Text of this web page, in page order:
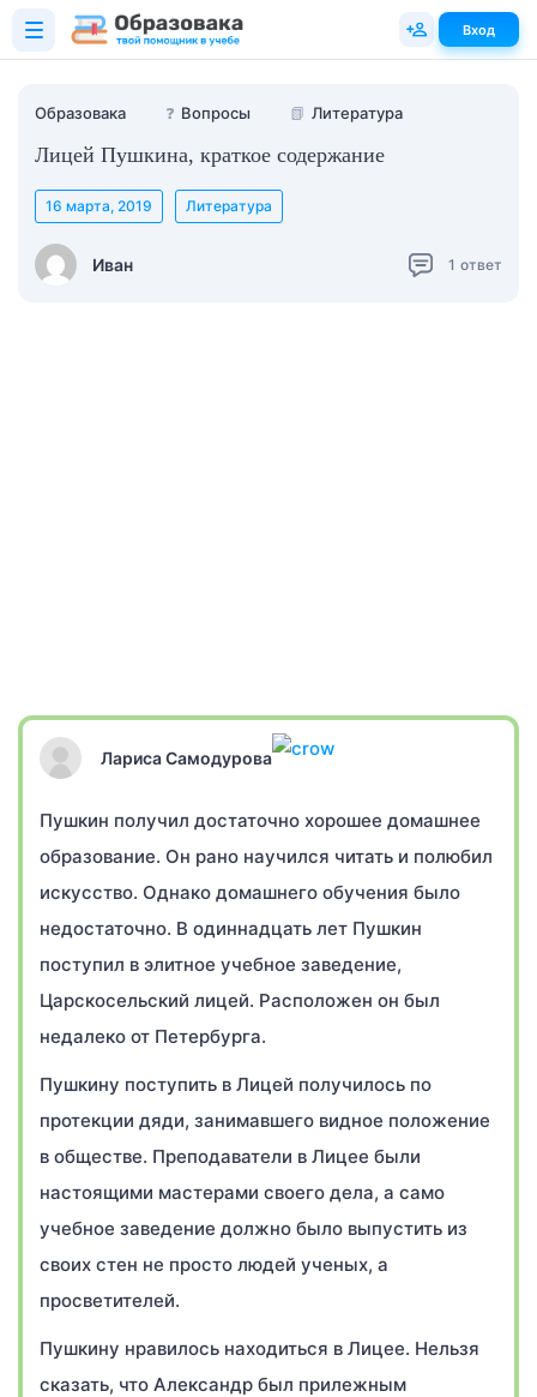
Образовака ❓ Вопросы 📗 Литература
Лицей Пушкина, краткое содержание
Иван
16 марта, 2019 Литература
1 ответ
Лариса Самодурова
Пушкин получил достаточно хорошее домашнее
образование. Он рано научился читать и полюбил
искусство. Однако домашнего обучения было
недостаточно. В одиннадцать лет Пушкин
поступил в элитное учебное заведение,
Царскосельский лицей. Расположен он был
недалеко от Петербурга.
Пушкину поступить в Лицей получилось по
протекции дяди, занимавшего видное положение
в обществе. Преподаватели в Лицее были
настоящими мастерами своего дела, а само
учебное заведение должно было выпустить из
своих стен не просто людей ученых, а
просветителей.
Пушкину нравилось находиться в Лицее. Нельзя
сказать, что Александр был прилежным
Вход